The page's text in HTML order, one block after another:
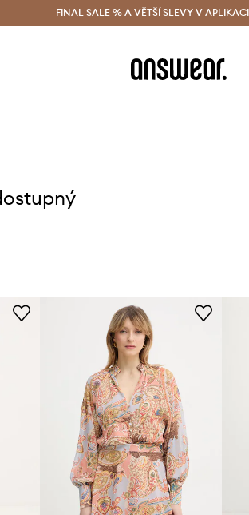
zdarma (od 1800 Kč) Doručení i do 24 h
FINAL SALE % A VĚTŠÍ SLEVY V